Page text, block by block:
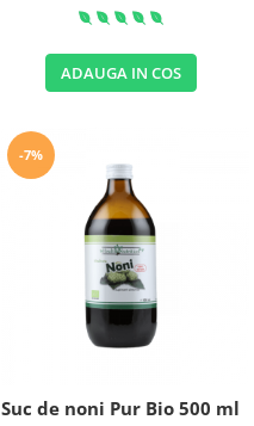
ADAUGA IN COS
-7%
Suc de noni Pur Bio 500 ml